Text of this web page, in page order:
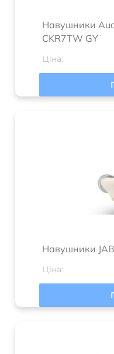
Навушники
CKR7TW GY
Ціна:
Навушники
Ціна: